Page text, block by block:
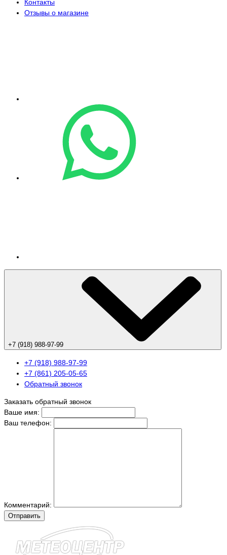
Контакты
Отзывы о магазине
+7 (918) 988-97-99
+7 (918) 988-97-99
+7 (861) 205-05-65
Обратный звонок
Заказать обратный звонок
Ваше имя:
Ваш телефон:
Комментарий:
Отправить